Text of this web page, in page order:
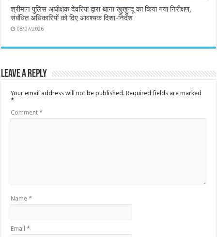
श्रीमान पुलिस अधीक्षक देवरिया द्वारा थाना खुखुन्दू का किया गया निरीक्षण,
संबंधित अधिकारियों को दिए आवश्यक दिशा-निर्देश
08/07/2026
Leave a Reply
Your email address will not be published. Required fields are marked
*
Comment*
Name*
Email*